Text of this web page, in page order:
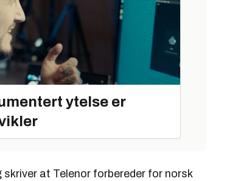
ytelse er
at Telenor forbereder for norsk